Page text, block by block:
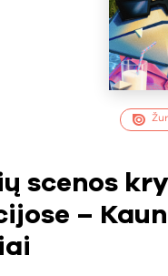
scenos
–